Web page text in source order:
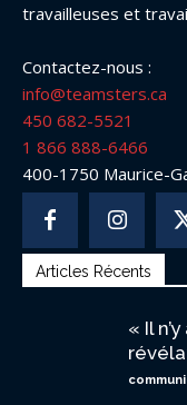
travailleuses et
Contactez-nous :
info@teamsters.ca
450 682-5521
1 866 888-6466
400-1750 Maurice-
Articles Récents
« Il